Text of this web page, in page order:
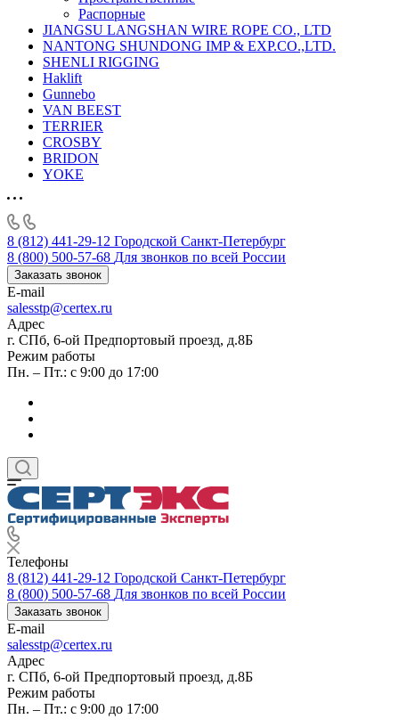
Распорные
JIANGSU LANGSHAN WIRE ROPE CO., LTD
NANTONG SHUNDONG IMP & EXP.CO.,LTD.
SHENLI RIGGING
Haklift
Gunnebo
VAN BEEST
TERRIER
CROSBY
BRIDON
YOKE
8 (812) 441-29-12 Городской Санкт-Петербург
8 (800) 500-57-68 Для звонков по всей России
Заказать звонок
E-mail
salesstp@certex.ru
Адрес
г. СПб, 6-ой Предпортовый проезд, д.8Б
Режим работы
Пн. – Пт.: с 9:00 до 17:00
Телефоны
8 (812) 441-29-12 Городской Санкт-Петербург
8 (800) 500-57-68 Для звонков по всей России
Заказать звонок
E-mail
salesstp@certex.ru
Адрес
г. СПб, 6-ой Предпортовый проезд, д.8Б
Режим работы
Пн. – Пт.: с 9:00 до 17:00